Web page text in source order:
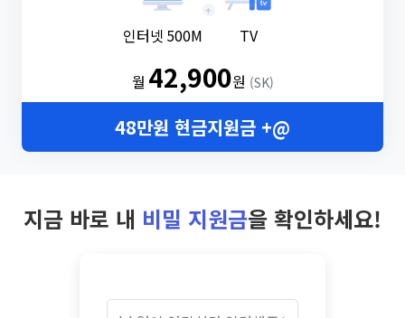
인터넷 500M
+
TV
월 42,900원 (SK)
48만원 현금지원금 +@
지금 바로 내 비밀 지원금을 확인하세요!